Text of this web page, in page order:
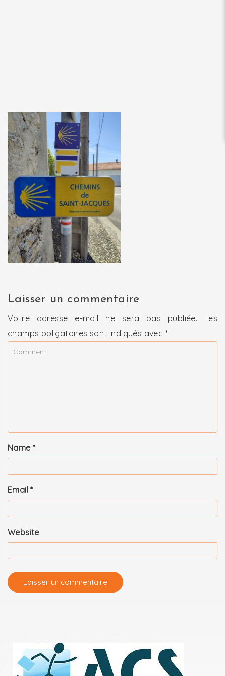
Laisser un commentaire
Votre adresse e-mail ne sera pas publiée.
Les
champs obligatoires sont indiqués avec *
Name *
Email*
Website